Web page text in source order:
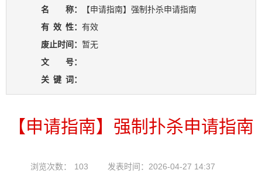
名 称：
【申请指南】强制扑杀申请指南
有 效 性： 有效
废止时间： 暂无
文 号：
关 键 词：
【申请指南】强制扑杀申请指南
浏览次数： 103
发表时间：2026-04-27 14:37